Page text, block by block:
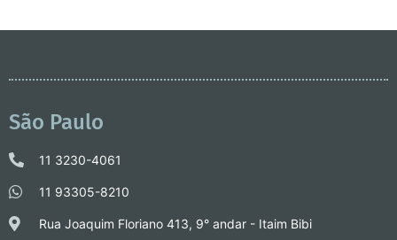
São Paulo
11 3230-4061
11 93305-8210
Rua Joaquim Floriano 413, 9° andar - Itaim Bibi